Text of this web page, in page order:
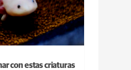
con estas criaturas